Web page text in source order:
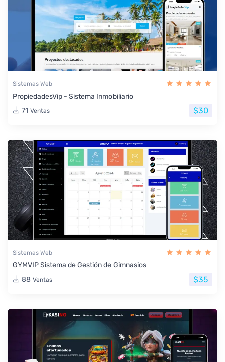
Sistemas Web
PropiedadesVip - Sistema Inmobiliario
71 Ventas $30
Sistemas Web
GYMVIP Sistema de Gestión de Gimnasios
88 Ventas $35